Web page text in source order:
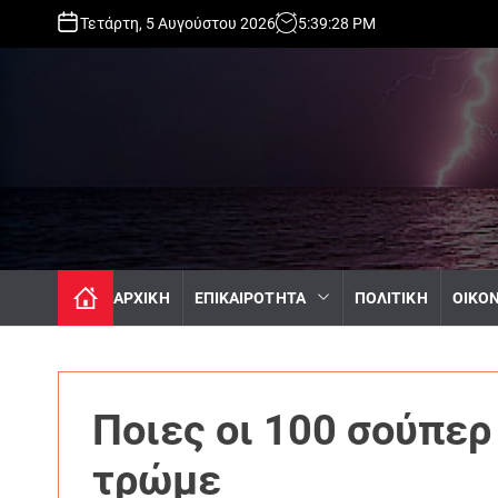
Τετάρτη, 5 Αυγούστου 2026 5:39:29 PM
ΑΡΧΙΚΗ ΕΠΙΚΑΙΡΟΤΗΤΑ ΠΟΛΙΤΙΚΗ
Ποιες οι 100
τρώμε